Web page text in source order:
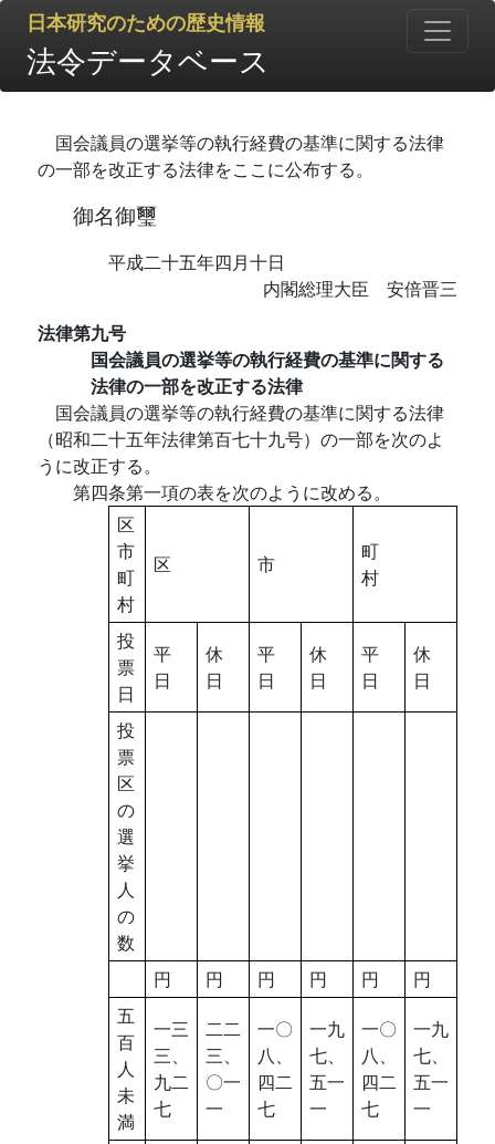
日本研究のための歴史情報
法令データベース
国会議員の選挙等の執行経費の基準に関する法律
の一部を改正する法律をここに公布する。
御名御璽
平成二十五年四月十日
内閣総理大臣 安倍晋三
法律第九号
国会議員の選挙等の執行経費の基準に関する
法律の一部を改正する法律
国会議員の選挙等の執行経費の基準に関する法律
（昭和二十五年法律第百七十九号）の一部を次のよ
うに改正する。
第四条第一項の表を次のように改める。
区
市
町
村
区 市
町
村
投
票
日
平
日
休
日
平
日
休
日
平
日
休
日
投
票
区
の
選
挙
人
の
数
円
円 円 円 円
円
五
百
人
未
満
一三
三、
九二
七
二二
三、
〇一
一
一〇
八、
四二
七
一九
七、
五一
一
一〇
八、
四二
七
一九
七、
五一
一